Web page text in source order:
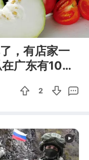
00:30
，有店家一
广东有100
2